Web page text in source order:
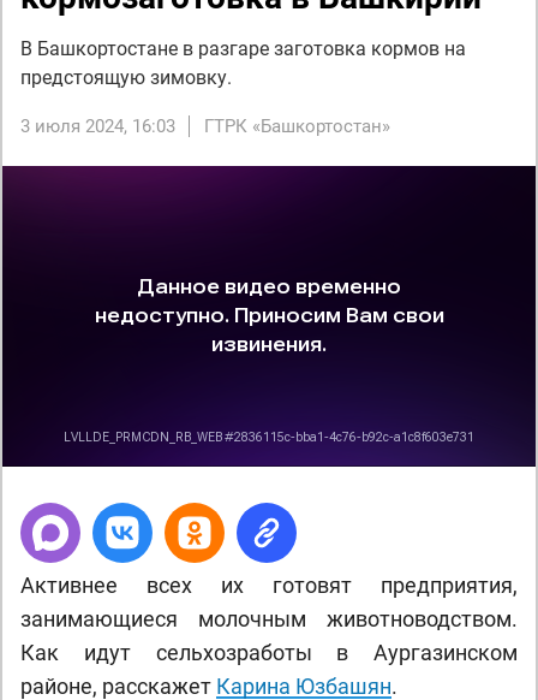
В Башкортостане в разгаре заготовка кормов на
предстоящую зимовку.
3 июля 2024, 16:03 ГТРК «Башкортостан»
Активнее всех их готовят предприятия,
занимающиеся молочным животноводством.
Как идут сельхозработы в Аургазинском
районе, расскажет Карина Юзбашян.